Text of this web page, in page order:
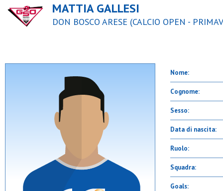
MATTIA GALLESI
DON BOSCO ARESE (CALCIO OPEN -
Nome:
Cognome:
Sesso:
Data di nascita:
Ruolo:
Squadra:
Goals: